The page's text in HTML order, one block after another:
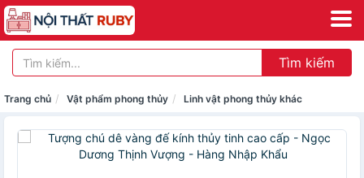
Tìm kiếm
Trang chủ Vật phẩm phong thủy Linh vật phong thủy khác